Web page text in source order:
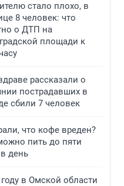
стало плохо, в
8 человек: что
о ДТП на
площади к
рассказали о
пострадавших в
сбили 7 человек
что кофе вреден?
пить до пяти
день
в Омской области